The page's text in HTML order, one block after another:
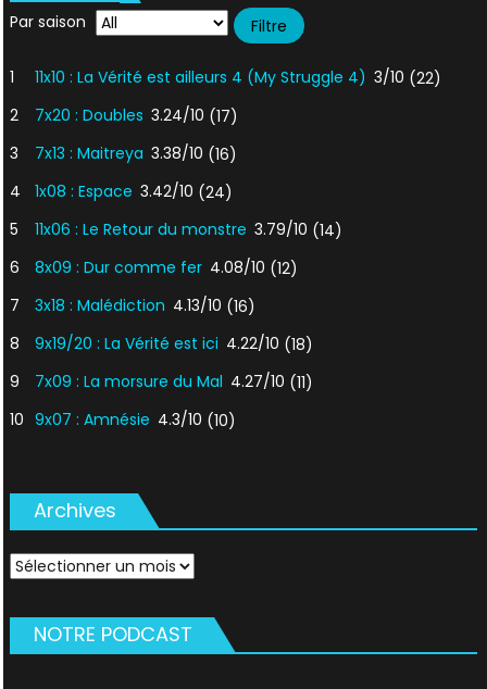
Par saison
1 11x10 : La Vérité est ailleurs 4 (My Struggle 4) 3/10 (22)
2
7x20 : Doubles 3.24/10 (17)
3
7x13 : Maitreya 3.38/10 (16)
4
1x08 : Espace 3.42/10 (24)
5
11x06 : Le Retour du monstre 3.79/10 (14)
6
8x09 : Dur comme fer 4.08/10 (12)
7
3x18 : Malédiction 4.13/10 (16)
8
9x19/20 : La Vérité est ici 4.22/10 (18)
9
7x09 : La morsure du Mal 4.27/10 (11)
10 9x07 : Amnésie 4.3/10 (10)
Archives
Archives
NOTRE PODCAST